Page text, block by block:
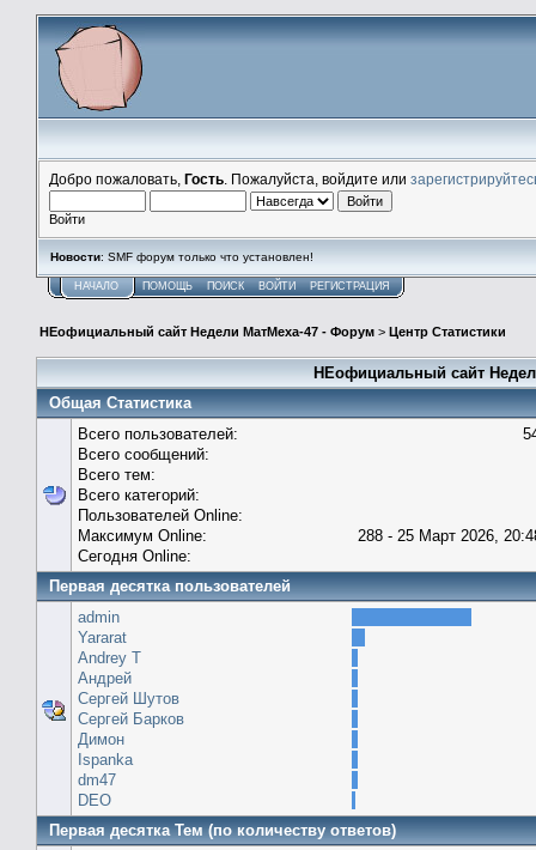
Добро пожаловать, Гость . Пожалуйста, войдите или
Войти
Новости: SMF форум только что установлен!
НАЧАЛО ПОМОЩЬ ПОИСК ВОЙТИ РЕГИСТРАЦИЯ
НЕофициальный сайт Недели МатМеха-47 - Форум > Центр Статистики
НЕофициальный сайт
Общая Статистика
Всего пользователей:
Всего сообщений:
Всего тем:
Всего категорий:
Пользователей Online:
Максимум Online:
288 - 25 Март 2026,
Сегодня Online:
Первая десятка пользователей
admin
Yararat
Andrey T
Андрей
Сергей Шутов
Сергей Барков
Димон
Ispanka
dm47
DEO
Первая десятка Тем (по количеству ответов)